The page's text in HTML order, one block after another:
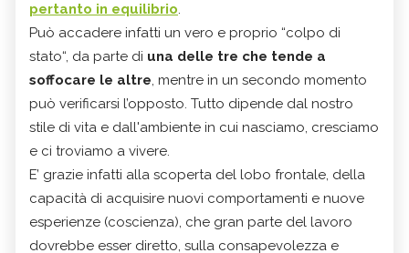
pertanto in equilibrio.
Può accadere infatti un vero e proprio “colpo di
stato“, da parte di una delle tre che tende a
soffocare le altre, mentre in un secondo momento
può verificarsi l’opposto. Tutto dipende dal nostro
stile di vita e dall'ambiente in cui nasciamo, cresciamo
e ci troviamo a vivere.
E’ grazie infatti alla scoperta del lobo frontale, della
capacità di acquisire nuovi comportamenti e nuove
esperienze (coscienza), che gran parte del lavoro
dovrebbe esser diretto, sulla consapevolezza e